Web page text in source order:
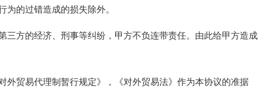
为的过错造成的损失除外。
方的经济、刑事等纠纷，甲方不负连带责任。由此给甲方造成
贸易代理制暂行规定》，《对外贸易法》作为本协议的准据